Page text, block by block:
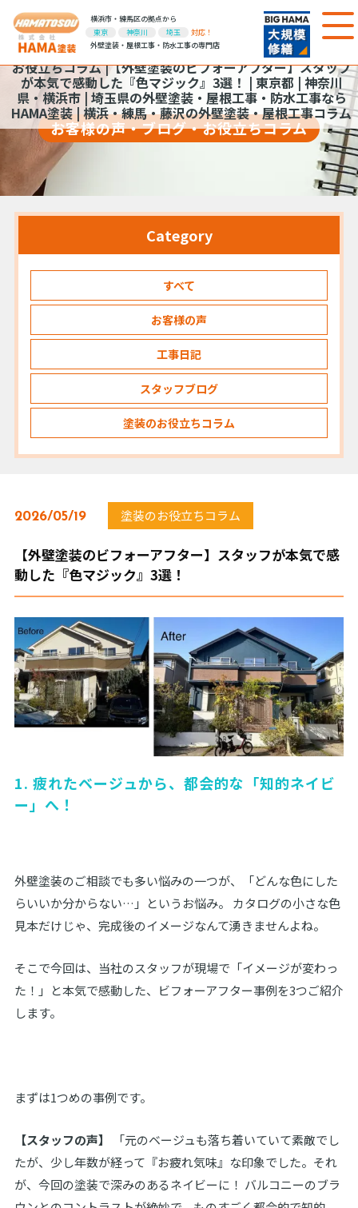
横浜市・練馬区の拠点から
東京
神奈川 埼玉
対応！
外壁塗装・屋根工事・防水工事の専門店
お役立ちコラム |【外壁塗装のビフォーアフター】スタッフ
が本気で感動した『色マジック』3選！ | 東京都 | 神奈川
県・横浜市 | 埼玉県の外壁塗装・屋根工事・防水工事なら
HAMA塗装 | 横浜・練馬・藤沢の外壁塗装・屋根工事コラム
お客様の声・ブログ・お役立ちコラム
Category
すべて
お客様の声
工事日記
スタッフブログ
塗装のお役立ちコラム
2026/05/19 塗装のお役立ちコラム
【外壁塗装のビフォーアフター】スタッフが本気で感
動した『色マジック』3選！
1. 疲れたベージュから、都会的な「知的ネイビ
ー」へ！
外壁塗装のご相談でも多い悩みの一つが、「どんな色にした
らいいか分からない…」というお悩み。 カタログの小さな色
見本だけじゃ、完成後のイメージなんて湧きませんよね。
そこで今回は、当社のスタッフが現場で「イメージが変わっ
た！」と本気で感動した、ビフォーアフター事例を3つご紹介
します。
まずは1つめの事例です。
【スタッフの声】
「元のベージュも落ち着いていて素敵でし
たが、少し年数が経って『お疲れ気味』な印象でした。それ
が、今回の塗装で深みのあるネイビーに！ バルコニーのブラ